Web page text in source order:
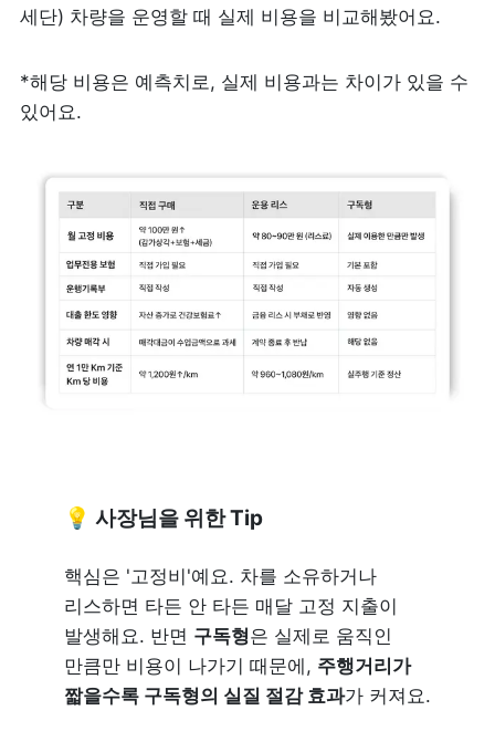
세단) 차량을 운영할 때 실제 비용을 비교해봤어요.
*해당 비용은 예측치로, 실제 비용과는 차이가 있을 수
있어요.
💡 사장님을 위한 Tip
핵심은 '고정비'예요. 차를 소유하거나
리스하면 타든 안 타든 매달 고정 지출이
발생해요. 반면 구독형은 실제로 움직인
만큼만 비용이 나가기 때문에, 주행거리가
짧을수록 구독형의 실질 절감 효과